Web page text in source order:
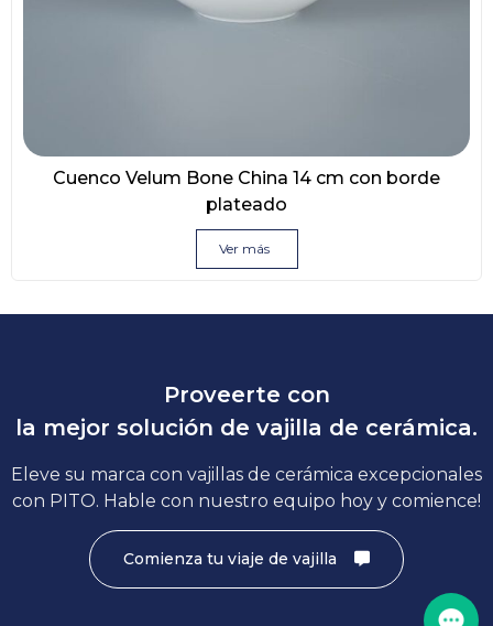
Cuenco Velum Bone China 14 cm con borde
plateado
Ver más
Proveerte con
la mejor solución de vajilla de cerámica.
Eleve su marca con vajillas de cerámica excepcionales
con PITO. Hable con nuestro equipo hoy y comience!
Comienza tu viaje de vajilla